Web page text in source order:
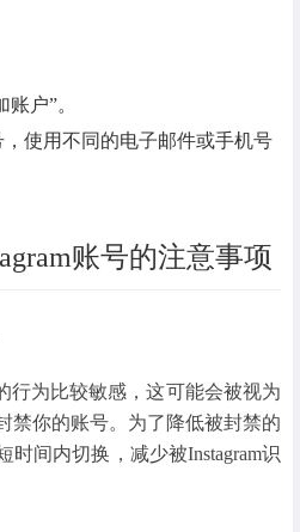
户”。
使用不同的电子邮件或手机号
账号的注意事项
行为比较敏感，这可能会被视为
禁你的账号。为了降低被封禁的
时间内切换，减少被Instagram识